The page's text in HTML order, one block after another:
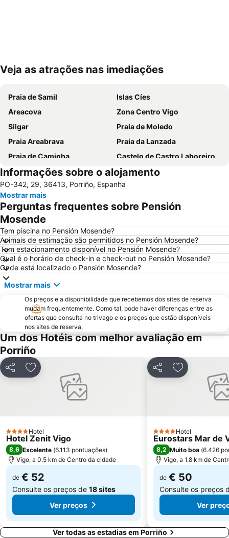
Ampliar mapa
Veja as atrações nas imediações
Praia de Samil
Islas Cíes
Areacova
Zona Centro Vigo
Silgar
Praia de Moledo
Praia Areabrava
Praia da Lanzada
Praia de Caminha
Castelo de Castro Laboreiro
Playa de Barra
Aldeia Histórica de Soajo
Vila Praia de Âncora
Prexigueiro
Cascata do Tahiti - Ermida
Praia Fluvial do Taboão
Vigo-Guixar
Paseo Marítimo de Baiona
Barrio de Samil
Recinto Ferial de Vigo
Praia da Foz do Minho
América
Raxó
Patos
Puerto de Baiona
Praia Afife
Puerto de Aldán
O Tombo do Gato ou da Fonte
Moledo
Praia de Baltar
Posto de Turismo de Valença do Minho
Porto de Vigo
Puerto O Grove
Praia de Panxón
Praia de Lapamán
Monasterio da Armenteira
Cascata do Arado
Canelas
Puerto de Panxón
Informações sobre o alojamento
PO-342, 29, 36413, Porriño, Espanha
Mostrar mais
Perguntas frequentes sobre Pensión
Mosende
Tem piscina no Pensión Mosende?
Animais de estimação são permitidos no Pensión Mosende?
Tem estacionamento disponível no Pensión Mosende?
Qual é o horário de check-in e check-out no Pensión Mosende?
Onde está localizado o Pensión Mosende?
Mostrar mais
Os preços e a disponibilidade que recebemos dos sites de reserva
mudam frequentemente. Como tal, pode haver diferenças entre as
ofertas que consulta no trivago e os preços que estão disponíveis
nos sites de reserva.
Um dos Hotéis com melhor avaliação em
Porriño
PartilharAdicionar aos favoritos
4 Estrelas
Hotel
Hotel Zenit Vigo
8,6 Excelente (6.113 pontuações)
Vigo, a 0.5 km de Centro da cidade
de € 52
Consulte os preços de 18 sites
Ver preços
PartilharAdicionar
4 Estrelas
Hotel
Eurostars Mar de
8,2 Muito boa (6.426
Vigo, a 1.8 km de
de € 50
Consulte os preços
Ver
Ver todas as estadias em Porriño